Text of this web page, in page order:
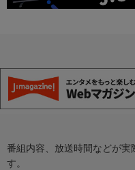
番組内容、放送時間などが実
す。